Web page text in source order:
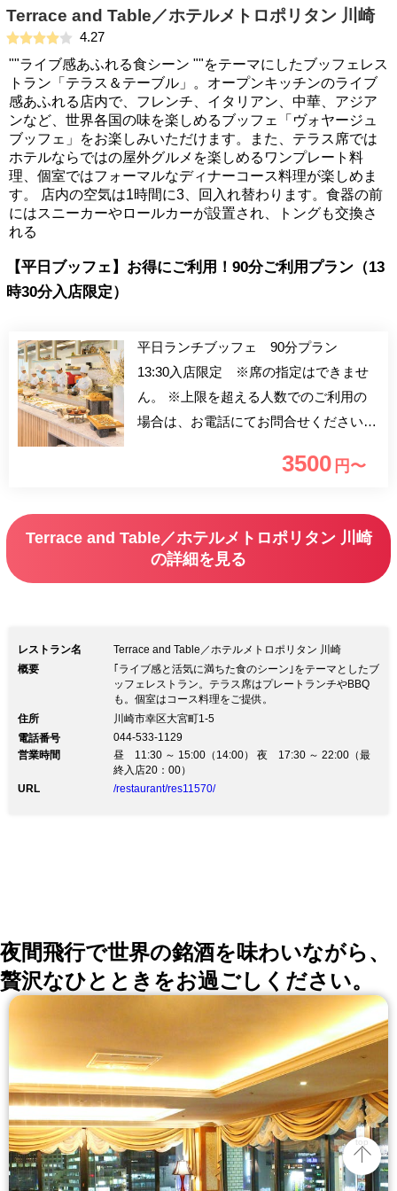
Terrace and Table／ホテルメトロポリタン 川崎
4.27
""ライブ感あふれる食シーン ""をテーマにしたブッフェレス
トラン「テラス＆テーブル」。オープンキッチンのライブ
感あふれる店内で、フレンチ、イタリアン、中華、アジア
ンなど、世界各国の味を楽しめるブッフェ「ヴォヤージュ
ブッフェ」をお楽しみいただけます。また、テラス席では
ホテルならではの屋外グルメを楽しめるワンプレート料
理、個室ではフォーマルなディナーコース料理が楽しめま
す。 店内の空気は1時間に3、回入れ替わります。食器の前
にはスニーカーやロールカーが設置され、トングも交換さ
れる
【平日ブッフェ】お得にご利用！90分ご利用プラン（13
時30分入店限定）
平日ランチブッフェ 90分プラン
13:30入店限定 ※席の指定はできませ
ん。 ※上限を超える人数でのご利用の
場合は、お電話にてお問合せください。
ッフェをお取りになる際にはご持参して
を着用して頂きます。また、一報通行の
お願いを致します。 ※お客様には使い
捨手袋をして頂き、トング類も15分間隔
ル屋根を設置しております。
3500 円〜
Terrace and Table／ホテルメトロポリタン 川崎
の詳細を見る
レストラン名
Terrace and Table／ホテルメトロポリタン 川崎
概要
｢ライブ感と活気に満ちた食のシーン｣をテーマとしたブ
ッフェレストラン。テラス席はプレートランチやBBQ
も。個室はコース料理をご提供。
住所
川崎市幸区大宮町1-5
電話番号
044-533-1129
営業時間
昼 11:30 ～ 15:00（14:00） 夜 17:30 ～ 22:00（最
終入店20：00）
URL
/restaurant/res11570/
夜間飛行で世界の銘酒を味わいながら、
贅沢なひとときをお過ごしください。
top